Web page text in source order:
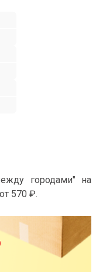
городами" на
570 ₽.